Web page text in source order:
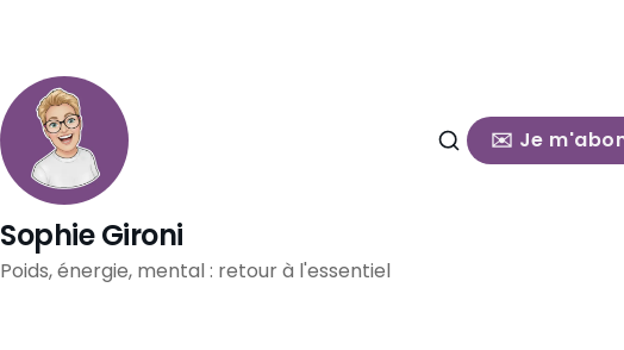
✉️ Je
Sophie Gironi
Poids, énergie, mental : retour à l'essentiel